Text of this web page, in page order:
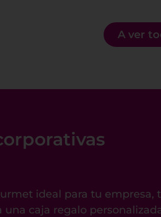
A ver
ideal para tu empresa,
caja regalo